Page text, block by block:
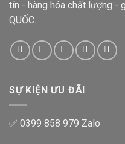
tín - hàng hóa chất lượng -
QUỐC.
SỰ KIỆN ƯU ĐÃI
✅ 0399 858 979 Zalo